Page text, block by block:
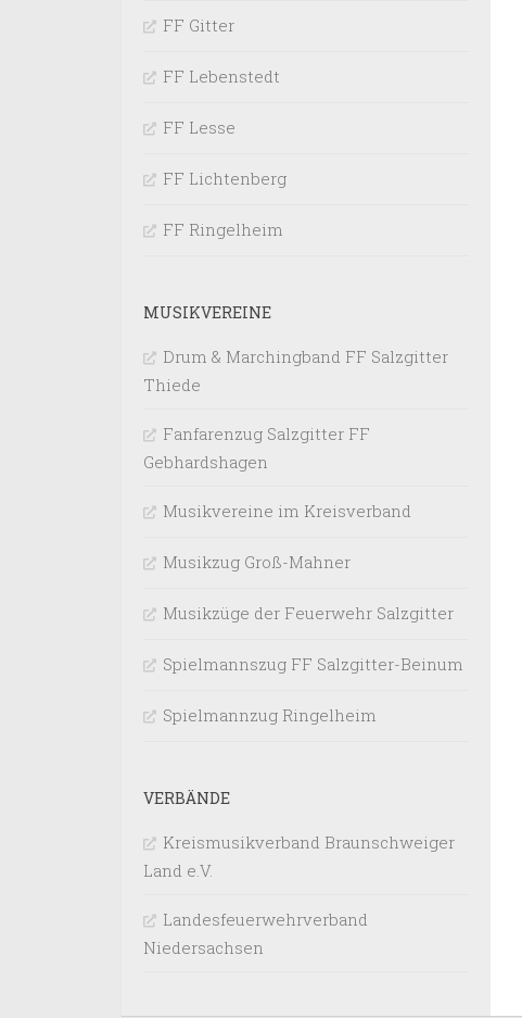
FF Gitter
FF Lebenstedt
FF Lesse
FF Lichtenberg
FF Ringelheim
MUSIKVEREINE
Drum & Marchingband FF Salzgitter
Thiede
Fanfarenzug Salzgitter FF
Gebhardshagen
Musikvereine im Kreisverband
Musikzug Groß-Mahner
Musikzüge der Feuerwehr Salzgitter
Spielmannszug FF Salzgitter-Beinum
Spielmannzug Ringelheim
VERBÄNDE
Kreismusikverband Braunschweiger
Land e.V.
Landesfeuerwehrverband
Niedersachsen